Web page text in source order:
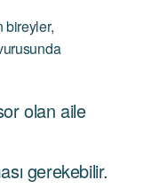
bireyler,
olan aile
gerekebilir.